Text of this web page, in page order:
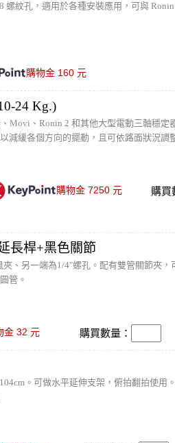
紋孔，適用於各種安裝應用，可與 Ronin
購物金 160元
24 Kg.)
Movi、Ronin 2 和其他大型電動三軸穩定
減緩各個方向的擺動，且可依路面狀況調
購物金 7250元 購買
長桿+黑色關節
、另一端為1/4"螺孔。配有雙管關節夾
管。
金 32 元 購買數量：
。可做水平延伸支架，俯拍翻拍使用